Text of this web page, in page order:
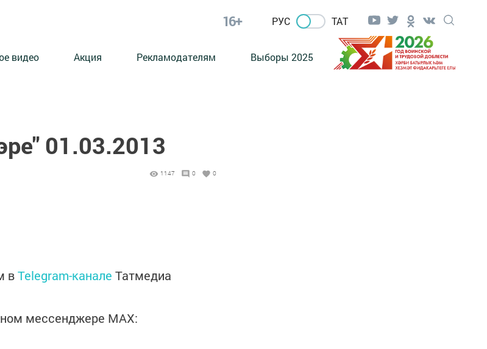
16+ РУС ТАТ
видео Акция Рекламодателям Выборы 2025
01.03.2013
1147 0 0
вTelegram-канале Татмедиа
мессенджере MАХ: